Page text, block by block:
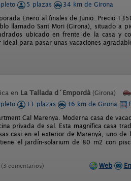
5 plazas
34 km de Girona
Enero al finales de Junio. Precio
llamado Sant Mori (Girona), situado a
ubicado en frente de la casa y
ideal para pasar unas vacaciones
en La Tallada d´Empordà (Girona)
11 plazas 36 km de Girona
Cal Marenya. Moderna casa de
privada de sal. Esta magnífica casa
casi en el exterior de Marenyà, uno
el jardín-solarium de 80 m2 con
(3 comentarios) Web